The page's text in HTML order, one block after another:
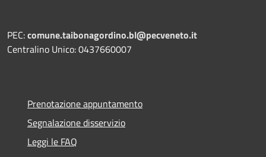
PEC:comune.taibonagordino.bl@pecveneto.it
Centralino Unico: 0437660007
Prenotazione appuntamento
Segnalazione disservizio
Leggi le FAQ